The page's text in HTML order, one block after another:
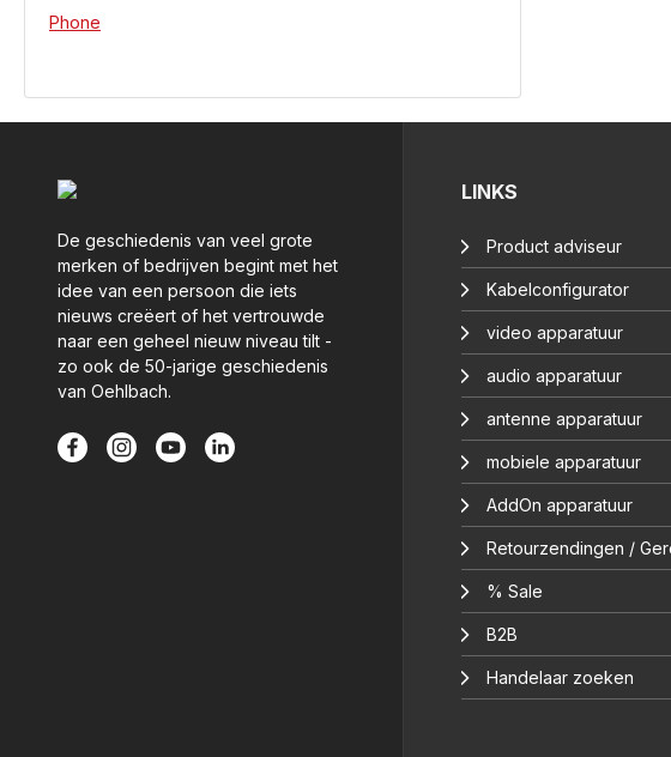
Phone
De geschiedenis van veel grote
merken of bedrijven begint met het
idee van een persoon die iets
nieuws creëert of het vertrouwde
naar een geheel nieuw niveau tilt -
zo ook de 50-jarige geschiedenis
van Oehlbach.
LINKS
Product adviseur
Kabelconfigurator
video apparatuur
audio apparatuur
antenne apparatuur
mobiele apparatuur
AddOn apparatuur
Retourzendingen /
% Sale
B2B
Handelaar zoeken